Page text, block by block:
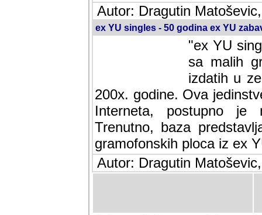
Autor: Dragutin
ex YU singles - 50 godina ex YU
"ex YU
sa malih
izdatih u
200x. godine. Ova
Interneta, postupno je
baza predstavlja
ploca iz ex YU.
Autor: Dragutin